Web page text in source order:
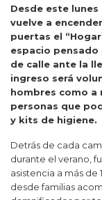
Desde este
vuelve a
puertas el
espacio
de calle ante la
ingreso será
hombres como a
personas que
y kits de higiene.
Detrás de cada
durante el verano,
asistencia a más de
desde familias